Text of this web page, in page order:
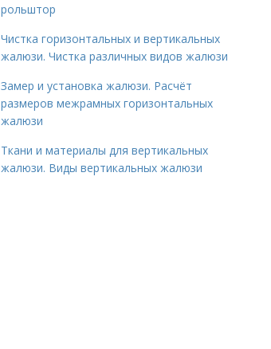
рольштор
Чистка горизонтальных и вертикальных
жалюзи. Чистка различных видов жалюзи
Замер и установка жалюзи. Расчёт
размеров межрамных горизонтальных
жалюзи
Ткани и материалы для вертикальных
жалюзи. Виды вертикальных жалюзи